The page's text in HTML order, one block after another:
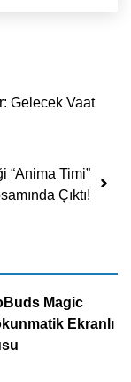
Gelecek Vaat
“Anima Timi”
Çıktı!
Magic
Ekranlı